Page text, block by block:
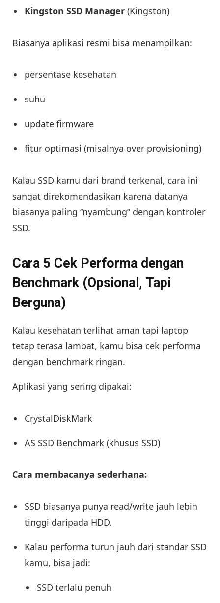
Kingston SSD Manager (Kingston)
Biasanya aplikasi resmi bisa menampilkan:
persentase kesehatan
suhu
update firmware
fitur optimasi (misalnya over provisioning)
Kalau SSD kamu dari brand terkenal, cara ini
sangat direkomendasikan karena datanya
biasanya paling “nyambung” dengan kontroler
SSD.
Cara 5 Cek Performa dengan
Benchmark (Opsional, Tapi
Berguna)
Kalau kesehatan terlihat aman tapi laptop
tetap terasa lambat, kamu bisa cek performa
dengan benchmark ringan.
Aplikasi yang sering dipakai:
CrystalDiskMark
AS SSD Benchmark (khusus SSD)
Cara membacanya sederhana:
SSD biasanya punya read/write jauh lebih
tinggi daripada HDD.
Kalau performa turun jauh dari standar SSD
kamu, bisa jadi:
SSD terlalu penuh